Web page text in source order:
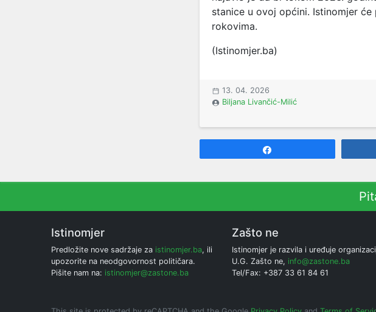
stanice u ovoj općini. Istinomjer
rokovima.
(Istinomjer.ba)
13. 04. 2026
Biljana Livančić-Milić
Istinomjer
Predložite nove sadržaje za istinomjer.ba, ili
upozorite na neodgovornost političara.
Pišite nam na: istinomjer@zastone.ba
Zašto ne
Istinomjer je razvila i uređuje
U.G. Zašto ne, info@zastone.ba
Tel/Fax: +387 33 61 84 61